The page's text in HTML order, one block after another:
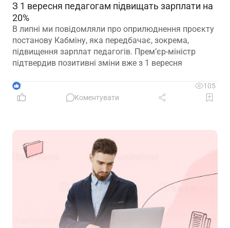
З 1 вересня педагогам підвищать зарплати на
20%
В липні ми повідомляли про оприлюднення проєкту
постанову Кабміну, яка передбачає, зокрема,
підвищення зарплат педагогів. Прем’єр-міністр
підтвердив позитивні зміни вже з 1 вересня
2
105
Коментувати